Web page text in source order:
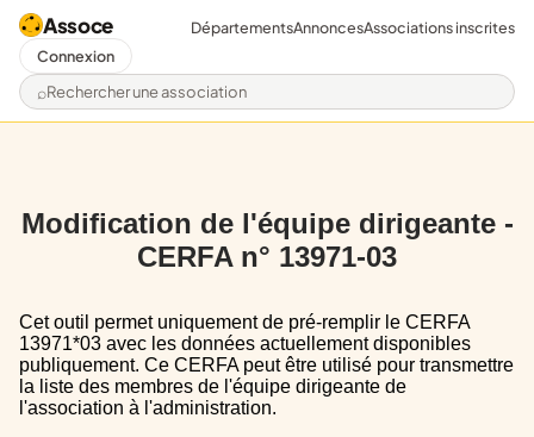
Assoce
Rechercher une association
DépartementsAnnoncesAssociations inscrites
Connexion
Modification de l'équipe dirigeante -
CERFA n° 13971-03
Cet outil permet uniquement de pré-remplir le CERFA
13971*03 avec les données actuellement disponibles
publiquement. Ce CERFA peut être utilisé pour transmettre
la liste des membres de l'équipe dirigeante de
l'association à l'administration.